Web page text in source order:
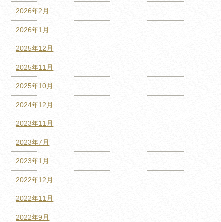
2026年2月
2026年1月
2025年12月
2025年11月
2025年10月
2024年12月
2023年11月
2023年7月
2023年1月
2022年12月
2022年11月
2022年9月